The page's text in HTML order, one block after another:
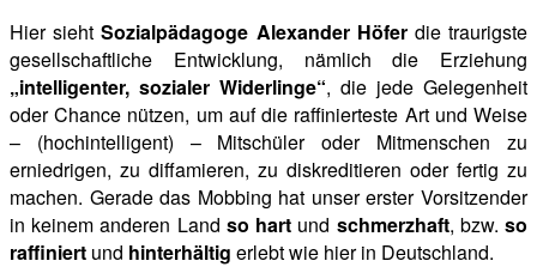
Hier siehtSozialpädagoge Alexander Höferdie traurigste
gesellschaftliche Entwicklung, nämlich die Erziehung
„intelligenter, sozialer Widerlinge“, die jede Gelegenheit
oder Chance nützen, um auf die raffinierteste Art und Weise
– (hochintelligent) – Mitschüler oder Mitmenschen zu
erniedrigen, zu diffamieren, zu diskreditieren oder fertig zu
machen. Gerade das Mobbing hat unser erster Vorsitzender
in keinem anderen Land so hart und schmerzhaft, bzw.so
raffiniert und hinterhältig erlebt wie hier in Deutschland.